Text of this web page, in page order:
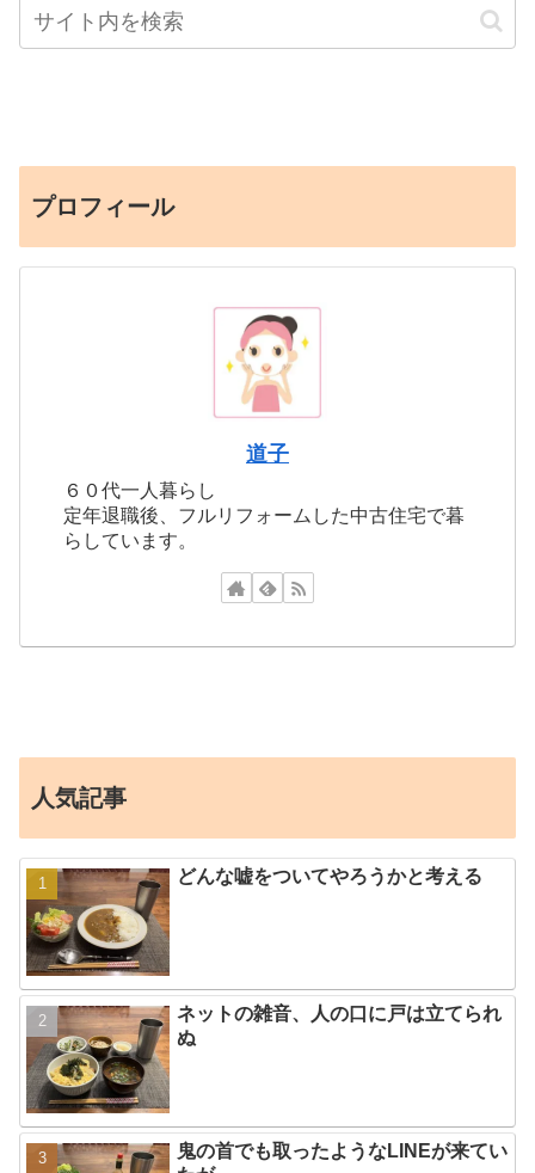
プロフィール
道子
６０代一人暮らし
定年退職後、フルリフォームした中古住宅で暮
らしています。
人気記事
どんな嘘をついてやろうかと考える
ネットの雑音、人の口に戸は立てられ
ぬ
鬼の首でも取ったようなLINEが来てい